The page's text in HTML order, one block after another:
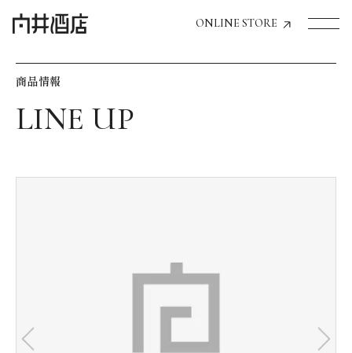
ONLINE STORE
飲食店経営のお客様
お気に入り機能の活用方法
商品情報